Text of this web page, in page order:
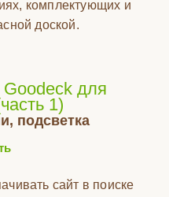
комплектующих и
доской.
Goodeck для
1)
подсветка
сайт в поиске